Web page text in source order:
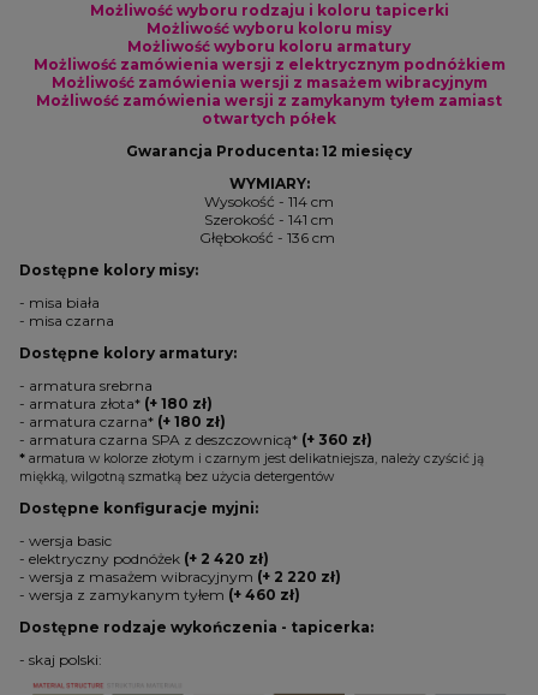
Możliwość wyboru rodzaju i koloru tapicerki
Możliwość wyboru koloru misy
Możliwość wyboru koloru armatury
Możliwość zamówienia wersji z elektrycznym podnóżkiem
Możliwość zamówienia wersji z masażem wibracyjnym
Możliwość zamówienia wersji z zamykanym tyłem zamiast
otwartych półek
Gwarancja Producenta: 12 miesięcy
WYMIARY:
Wysokość - 114 cm
Szerokość - 141 cm
Głębokość - 136 cm
Dostępne kolory misy:
- misa biała
- misa czarna
Dostępne kolory armatury:
- armatura srebrna
- armatura złota* (+ 180 zł)
- armatura czarna* (+ 180 zł)
- armatura czarna SPA z deszczownicą* (+ 360 zł)
* armatura w kolorze złotym i czarnym jest delikatniejsza, należy czyścić ją
miękką, wilgotną szmatką bez użycia detergentów
Dostępne konfiguracje myjni:
- wersja basic
- elektryczny podnóżek (+ 2 420 zł)
- wersja z masażem wibracyjnym (+ 2 220 zł)
- wersja z zamykanym tyłem (+ 460 zł)
Dostępne rodzaje wykończenia - tapicerka:
- skaj polski: